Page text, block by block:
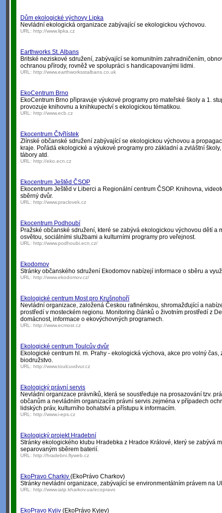
Dům ekologické výchovy Lipka
Nevládní ekologická organizace zabývající se ekologickou výchovou.
URL: http://www.lipka.cz
Earthworks St. Albans
Britské neziskové sdružení, zabývající se komunitním zahradničením,
ochranou přírody, rovněž ve spolupráci s handicapovanými lidmi.
URL: http://www.earthworksstalbans.co.uk
EkoCentrum Brno
EkoCentrum Brno připravuje výukové programy pro mateřské školy a 1.
provozuje knihovnu a knihkupectví s ekologickou tématikou.
URL: http://www.ecb.cz
Ekocentrum Čtyřlístek
Zlínské občanské sdružení zabývající se ekologickou výchovou a
kraje. Pořádá ekologické a výukové programy pro základní a zvláštní
tábory atd.
URL: http://eko.ecn.cz
Ekocentrum Ještěd ČSOP
Ekocentrum Ještěd v Liberci a Regionální centrum ČSOP. Knihovna,
sběrný dvůr.
URL: http://www.praclovek.cz
Ekocentrum Podhoubí
Pražské občanské sdružení, které se zabývá ekologickou výchovou dětí a
osvětou, sociálními službami a kulturními programy pro veřejnost.
URL: http://www.podhoubi.ecn.cz/
Ekodomov
Stránky občanského sdružení Ekodomov nabízejí informace o sběru a
URL: http://www.ekodomov.cz/
Ekologické centrum Most pro Krušnohoří
Nevládní organizace, založená Českou rafinérskou, shromažďující a
prostředí v mosteckém regionu. Monitoring článků o životním prostředí z
domácnost, informace o ekovýchovných programech.
URL: http://www.ecmost.cz
Ekologické centrum Toulcův dvůr
Ekologické centrum hl. m. Prahy - ekologická výchova, akce pro volný čas,
biodružstvo.
URL: http://www.toulcuvdvur.cz
Ekologický právní servis
Nevládní organizace právníků, která se soustřeďuje na prosazování tzv.
občanům a nevládním organizacím právní servis zejména v případech
lidských práv, kulturního bohatství a přístupu k informacím.
URL: http://www.i-eps.cz
Ekologický projekt Hradební
Stránky ekologického klubu Hradebka z Hradce Králové, který se zabývá
separovaným sběrem baterií.
URL: http://hradebni.flyweb.cz
EkoPravo Charkiv (EkoPrávo Charkov)
Stránky nevládní organizace, zabývající se environmentálním právem na
URL: http://www.iatp.kharkov.ua/ecopravo
EkoPravo Kyjiv (EkoPrávo Kyjev)